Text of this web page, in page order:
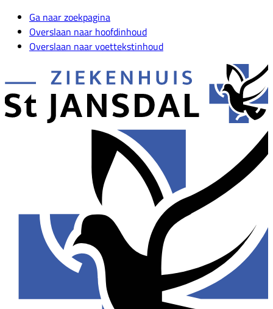
Ga naar zoekpagina
Overslaan naar hoofdinhoud
Overslaan naar voettekstinhoud